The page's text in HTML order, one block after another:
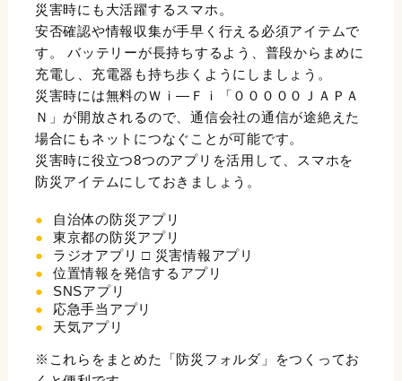
災害時にも大活躍するスマホ。
安否確認や情報収集が手早く行える必須アイテムで
す。 バッテリーが長持ちするよう、普段からまめに
充電し、充電器も持ち歩くようにしましょう。
災害時には無料のＷｉ―Ｆｉ「０００００ＪＡＰＡ
Ｎ」が開放されるので、通信会社の通信が途絶えた
場合にもネットにつなぐことが可能です。
災害時に役立つ8つのアプリを活用して、スマホを
防災アイテムにしておきましょう。
自治体の防災アプリ
東京都の防災アプリ
ラジオアプリ □ 災害情報アプリ
位置情報を発信するアプリ
SNSアプリ
応急手当アプリ
天気アプリ
※これらをまとめた「防災フォルダ」をつくってお